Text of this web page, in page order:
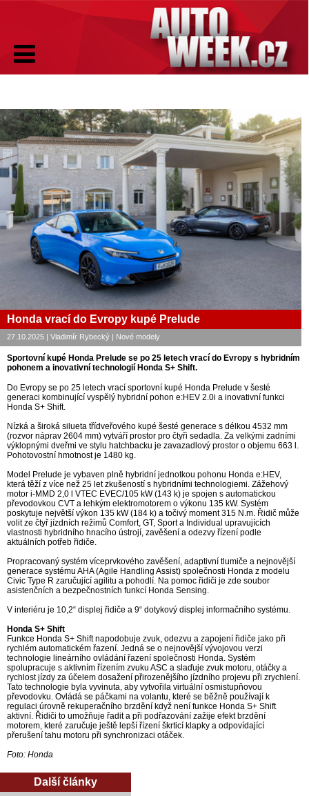
Honda vrací do Evropy kupé Prelude
27.10.2025 | Vladimír Rybecký | Nové modely
Sportovní kupé Honda Prelude se po 25 letech vrací do Evropy s hybridním
pohonem a inovativní technologií Honda S+ Shift.
Do Evropy se po 25 letech vrací sportovní kupé Honda Prelude v šesté
generaci kombinující vyspělý hybridní pohon e:HEV 2.0i a inovativní funkci
Honda S+ Shift.
Nízká a široká silueta třídveřového kupé šesté generace s délkou 4532 mm
(rozvor náprav 2604 mm) vytváří prostor pro čtyři sedadla. Za velkými zadními
výklopnými dveřmi ve stylu hatchbacku je zavazadlový prostor o objemu 663 l.
Pohotovostní hmotnost je 1480 kg.
Model Prelude je vybaven plně hybridní jednotkou pohonu Honda e:HEV,
která těží z více než 25 let zkušeností s hybridními technologiemi. Zážehový
motor i-MMD 2,0 l VTEC EVEC/105 kW (143 k) je spojen s automatickou
převodovkou CVT a lehkým elektromotorem o výkonu 135 kW. Systém
poskytuje největší výkon 135 kW (184 k) a točivý moment 315 N.m. Řidič může
volit ze čtyř jízdních režimů Comfort, GT, Sport a Individual upravujících
vlastnosti hybridního hnacího ústrojí, zavěšení a odezvy řízení podle
aktuálních potřeb řidiče.
Propracovaný systém víceprvkového zavěšení, adaptivní tlumiče a nejnovější
generace systému AHA (Agile Handling Assist) společnosti Honda z modelu
Civic Type R zaručující agilitu a pohodlí. Na pomoc řidiči je zde soubor
asistenčních a bezpečnostních funkcí Honda Sensing.
V interiéru je 10,2“ displej řidiče a 9“ dotykový displej informačního systému.
Honda S+ Shift
Funkce Honda S+ Shift napodobuje zvuk, odezvu a zapojení řidiče jako při
rychlém automatickém řazení. Jedná se o nejnovější vývojovou verzi
technologie lineárního ovládání řazení společnosti Honda. Systém
spolupracuje s aktivním řízením zvuku ASC a slaďuje zvuk motoru, otáčky a
rychlost jízdy za účelem dosažení přirozenějšího jízdního projevu při zrychlení.
Tato technologie byla vyvinuta, aby vytvořila virtuální osmistupňovou
převodovku. Ovládá se páčkami na volantu, které se běžně používají k
regulaci úrovně rekuperačního brzdění když není funkce Honda S+ Shift
aktivní. Řidiči to umožňuje řadit a při podřazování zažije efekt brzdění
motorem, které zaručuje ještě lepší řízení škrticí klapky a odpovídající
přerušení tahu motoru při synchronizaci otáček.
Foto: Honda
Další články